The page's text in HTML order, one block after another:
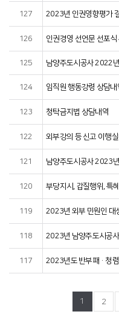
127 2023년 인권영향평가
126 인권경영 선언문 선포식
125 남양주도시공사 2022
124 임직원 행동강령 상담내
123 청탁금지법 상담내역
122 외부강의 등 신고 이행
121 남양주도시공사 2023
120 부당지시, 갑질행위, 특
119 2023년 외부 민원인 대
118 2023년 남양주도시공
117 2023년도 반부패·청렴
1 2